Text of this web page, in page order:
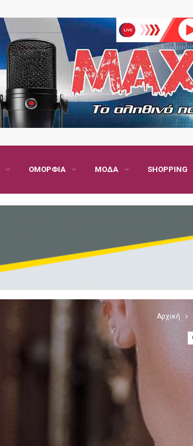
ΟΜΟΡΦΙΆ ΜΌΔΑ SHOPPING
Αρχική